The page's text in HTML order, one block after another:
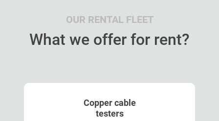
OUR RENTAL FLEET
What we offer for rent?
Copper cable
testers